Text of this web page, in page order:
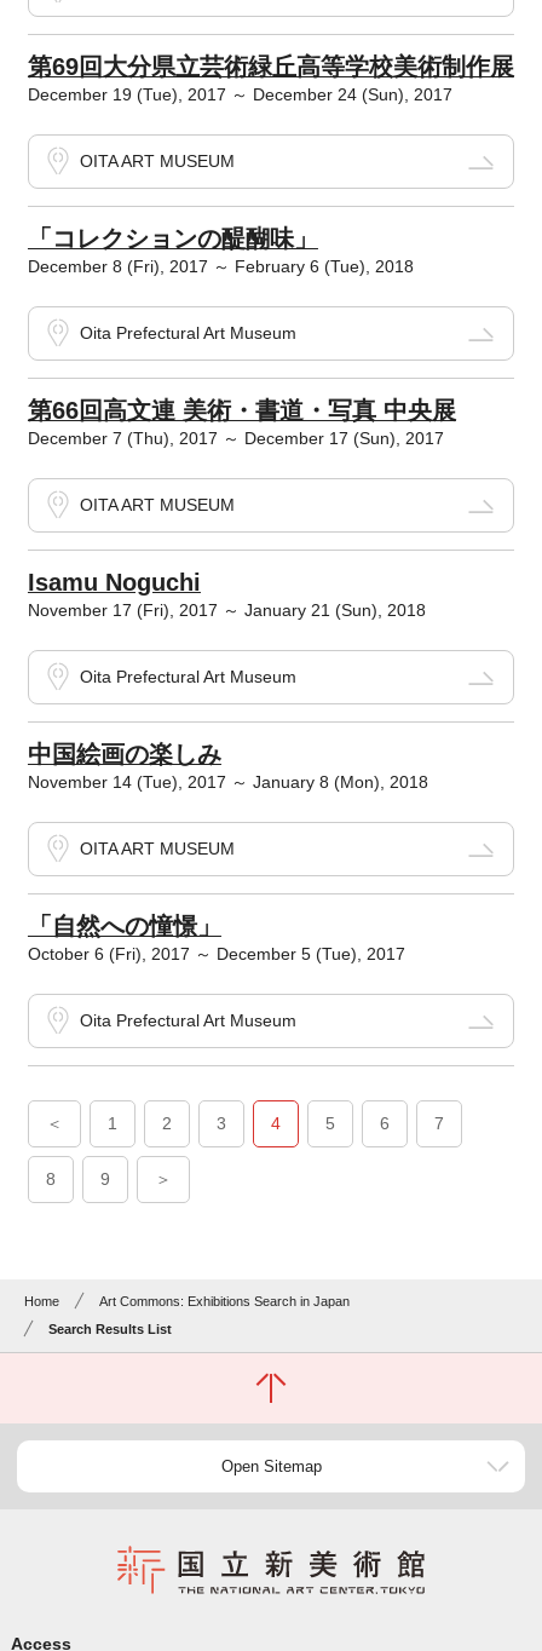
第69回大分県立芸術緑丘高等学校美術制作展
December 19 (Tue), 2017 ～ December 24 (Sun), 2017
OITA ART MUSEUM
「コレクションの醍醐味」
December 8 (Fri), 2017 ～ February 6 (Tue), 2018
Oita Prefectural Art Museum
第66回高文連 美術・書道・写真 中央展
December 7 (Thu), 2017 ～ December 17 (Sun), 2017
OITA ART MUSEUM
Isamu Noguchi
November 17 (Fri), 2017 ～ January 21 (Sun), 2018
Oita Prefectural Art Museum
中国絵画の楽しみ
November 14 (Tue), 2017 ～ January 8 (Mon), 2018
OITA ART MUSEUM
「自然への憧憬」
October 6 (Fri), 2017 ～ December 5 (Tue), 2017
Oita Prefectural Art Museum
＜ 1 2 3 4 5 6 7
8 9 ＞
Home
Art Commons: Exhibitions Search in Japan
Search Results List
Open Sitemap
Access